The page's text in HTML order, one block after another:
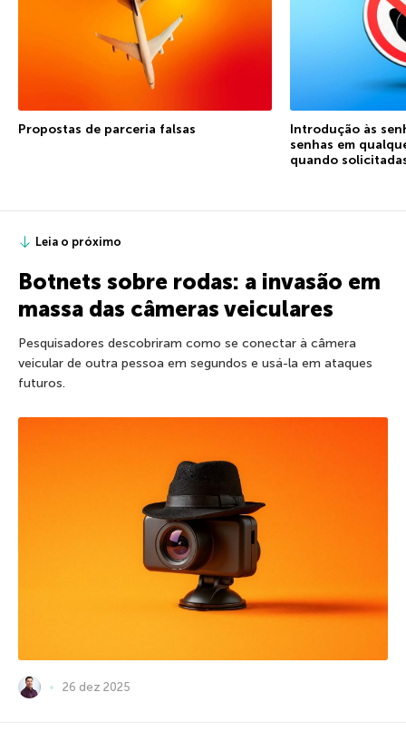
Propostas de parceria falsas
Introdução às
senhas em
quando
Leia o próximo
Botnets sobre rodas: a invasão em
massa das câmeras veiculares
Pesquisadores descobriram como se conectar à câmera
veicular de outra pessoa em segundos e usá-la em ataques
futuros.
26 dez 2025